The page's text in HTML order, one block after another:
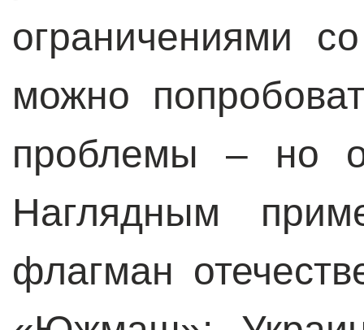
ограничениями
можно
проблемы – но
Наглядным
флагман